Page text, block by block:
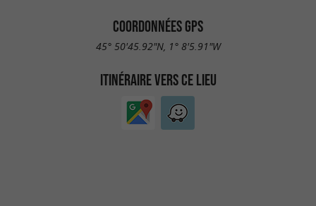
COORDONNÉES GPS
45° 50'45.92"N, 1° 8'5.91"W
ITINÉRAIRE VERS CE LIEU